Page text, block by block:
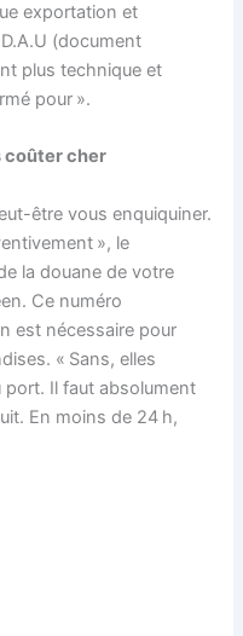
exportation et
(document
plus technique et
pour ».
coûter cher
être vous enquiquiner.
», le
la douane de votre
Ce numéro
est nécessaire pour
« Sans, elles
port. Il faut absolument
En moins de 24 h,